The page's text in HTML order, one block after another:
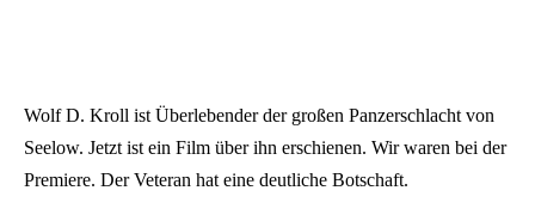
Wolf D. Kroll ist Überlebender der großen Panzerschlacht von
Seelow. Jetzt ist ein Film über ihn erschienen. Wir waren bei der
Premiere. Der Veteran hat eine deutliche Botschaft.